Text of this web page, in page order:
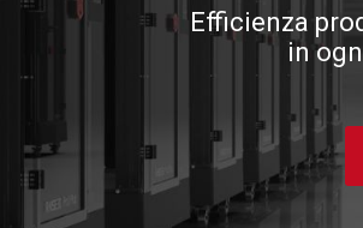
Efficienza
in